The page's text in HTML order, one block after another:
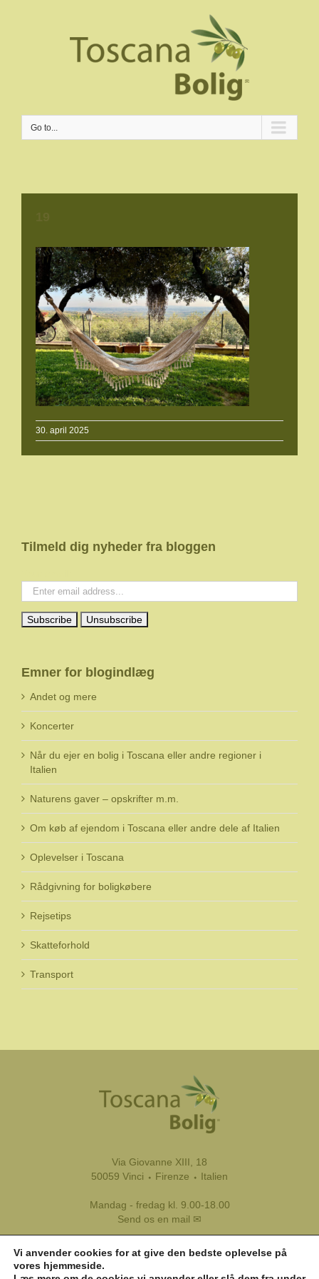
Go to...
30. april 2025
Tilmeld dig nyheder fra bloggen
Emner for blogindlæg
Andet og mere
Koncerter
Når du ejer en bolig i Toscana eller andre regioner i
Italien
Naturens gaver – opskrifter m.m.
Om køb af ejendom i Toscana eller andre dele af Italien
Oplevelser i Toscana
Rådgivning for boligkøbere
Rejsetips
Skatteforhold
Transport
Via Giovanne XIII, 18
50059 Vinci ⬩ Firenze ⬩ Italien
Mandag - fredag kl. 9.00-18.00
Send os en mail ✉
Tel.:
+39 333 8799 116
+45 45 81 45 11
Vi anvender cookies for at give den bedste oplevelse på
vores hjemmeside.